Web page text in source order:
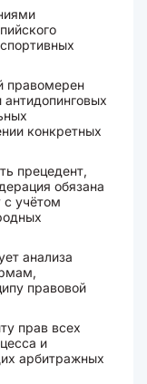
правомерен
конкретных
прецедент,
обязана
с учётом
анализа
правовой
прав всех
и
арбитражных